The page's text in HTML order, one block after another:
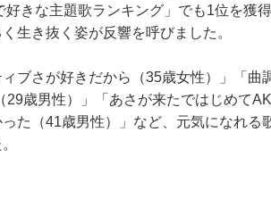
きな主題歌ランキング」 でも1位を獲
生き抜く姿が反響を呼びました。
ブさが好きだから（35歳女性）」「曲
29歳男性）」「あさが来たではじめて
た（41歳男性）」など、元気になれる